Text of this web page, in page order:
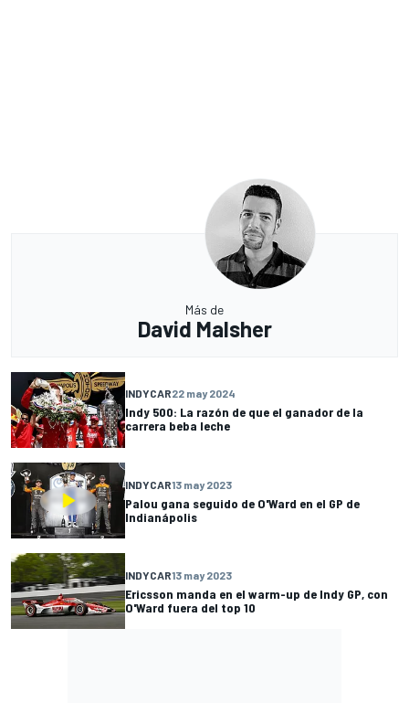
Más de
David Malsher
INDYCAR22 may 2024
Indy 500: La razón de que el ganador de la
carrera beba leche
INDYCAR13 may 2023
Palou gana seguido de O'Ward en el GP de
Indianápolis
INDYCAR13 may 2023
Ericsson manda en el warm-up de Indy GP, con
O'Ward fuera del top 10